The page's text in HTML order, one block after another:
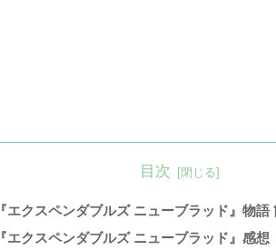
目次
『エクスペンダブルズ ニューブラッド』物語
『エクスペンダブルズ ニューブラッド』感想